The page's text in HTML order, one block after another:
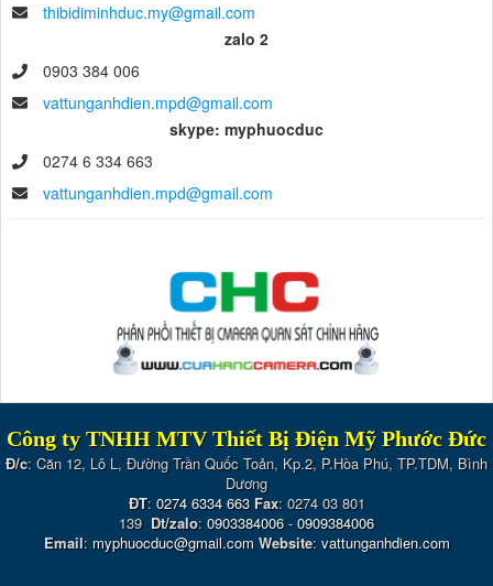
thibidiminhduc.my@gmail.com
zalo 2
0903 384 006
vattunganhdien.mpd@gmail.com
skype: myphuocduc
0274 6 334 663
vattunganhdien.mpd@gmail.com
Công ty TNHH MTV Thiết Bị Điện Mỹ Phước Đức
Đ/c: Căn 12, Lô L, Đường Trần Quốc Toản, Kp.2, P.Hòa Phú, TP.TDM, Bình
Dương
ĐT: 0274 6334 663 Fax: 0274 03 801
139 Dt/zalo: 0903384006-0909384006
Email: myphuocduc@gmail.com Website: vattunganhdien.com